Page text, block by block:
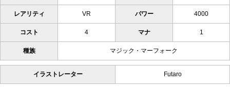
レアリティ VR パワー 4000
コスト 4 マナ 1
種族 マジック・マーフォーク
イラストレーター Futaro